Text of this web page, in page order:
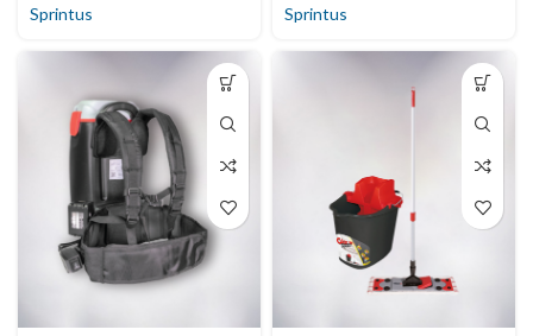
Sprintus Sprintus